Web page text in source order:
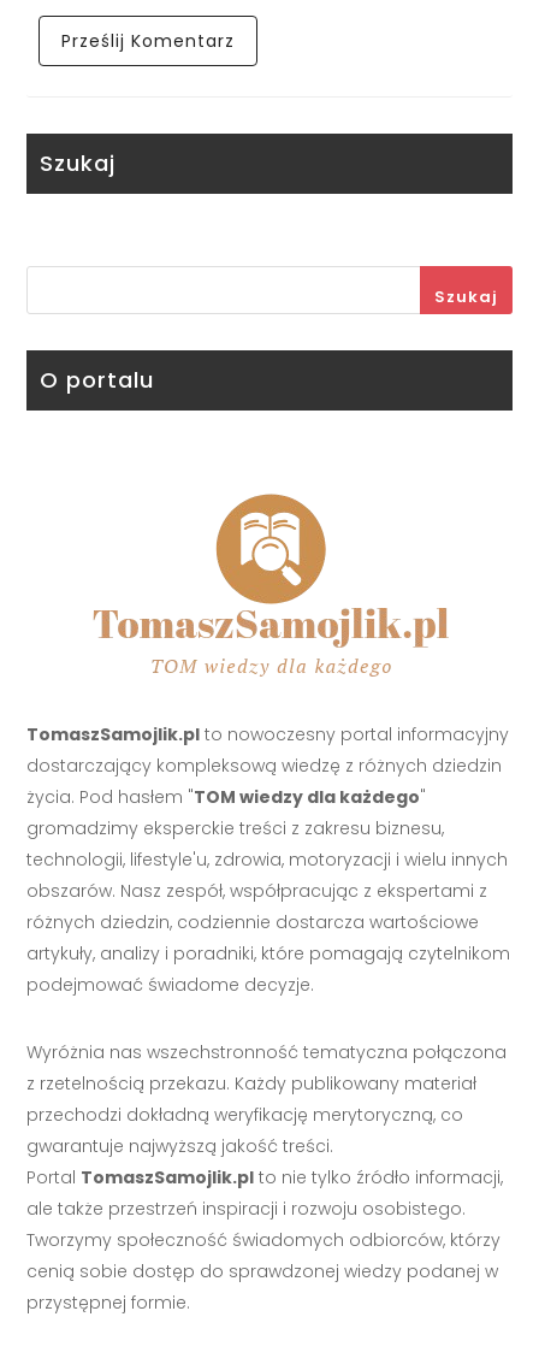
Szukaj
Szukaj
O portalu
TomaszSamojlik.pl to nowoczesny portal informacyjny
dostarczający kompleksową wiedzę z różnych dziedzin
życia. Pod hasłem "TOM wiedzy dla każdego"
gromadzimy eksperckie treści z zakresu biznesu,
technologii, lifestyle'u, zdrowia, motoryzacji i wielu innych
obszarów. Nasz zespół, współpracując z ekspertami z
różnych dziedzin, codziennie dostarcza wartościowe
artykuły, analizy i poradniki, które pomagają czytelnikom
podejmować świadome decyzje.
Wyróżnia nas wszechstronność tematyczna połączona
z rzetelnością przekazu. Każdy publikowany materiał
przechodzi dokładną weryfikację merytoryczną, co
gwarantuje najwyższą jakość treści.
Portal TomaszSamojlik.pl to nie tylko źródło informacji,
ale także przestrzeń inspiracji i rozwoju osobistego.
Tworzymy społeczność świadomych odbiorców, którzy
cenią sobie dostęp do sprawdzonej wiedzy podanej w
przystępnej formie.